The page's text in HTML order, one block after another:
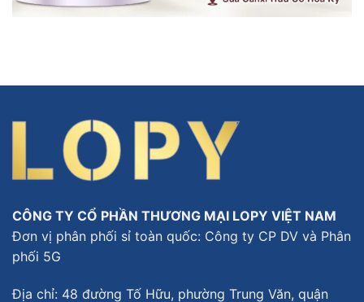
CÔNG TY CỔ PHẦN THƯƠNG MẠI LOPY VIỆT NAM
Đơn vị phân phối sỉ toàn quốc: Công ty CP DV và Phân
phối 5G
Địa chỉ: 48 đường Tố Hữu, phường Trung Văn, quận